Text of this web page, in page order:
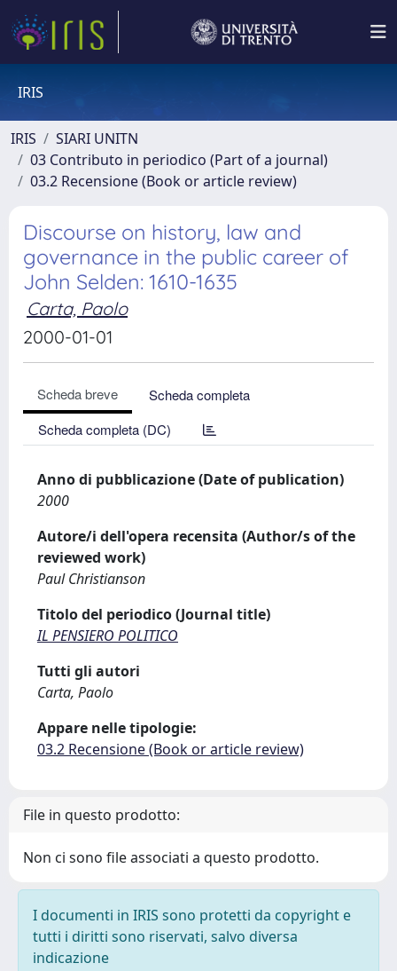
IRIS
IRIS
SIARI UNITN
03 Contributo in periodico (Part of a journal)
03.2 Recensione (Book or article review)
Discourse on history, law and
governance in the public career of
John Selden: 1610-1635
Carta, Paolo
2000-01-01
Scheda breve
Scheda completa
Scheda completa (DC)
Anno di pubblicazione (Date of publication)
2000
Autore/i dell'opera recensita (Author/s of the
reviewed work)
Paul Christianson
Titolo del periodico (Journal title)
IL PENSIERO POLITICO
Tutti gli autori
Carta, Paolo
Appare nelle tipologie:
03.2 Recensione (Book or article review)
File in questo prodotto:
Non ci sono file associati a questo prodotto.
I documenti in IRIS sono protetti da copyright e
tutti i diritti sono riservati, salvo diversa
indicazione